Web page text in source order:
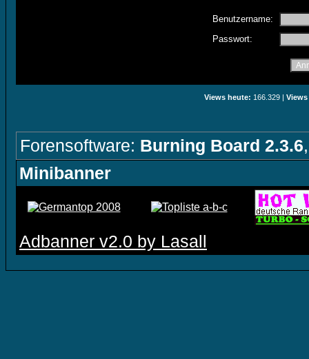
Benutzername:
Passwort:
Views heute: 166.329 |
Forensoftware: Burning Board 2.3.6
Minibanner
Adbanner v2.0 by Lasall